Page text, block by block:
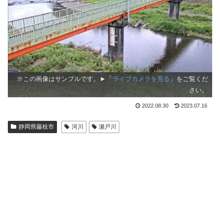
※この画像はサンプルです。►「 ライブカメラを見る 」をご覧くだ
さい。
2022.08.30 2023.07.16
静岡県藤枝市 河川 瀬戸川